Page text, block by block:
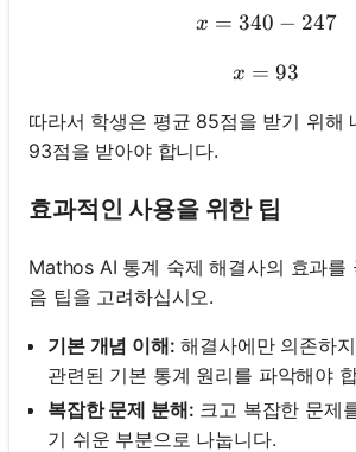
x = 340 -
x = 340 − 247
x = 93
x = 93
따라서 학생은 평균 85점을 받기 위해
93점을 받아야 합니다.
효과적인 사용을 위한 팁
Mathos AI 통계 숙제 해결사의 효과를
음 팁을 고려하십시오.
기본 개념 이해: 해결사에만 의존하
관련된 기본 통계 원리를 파악해야
복잡한 문제 분해: 크고 복잡한 문제
기 쉬운 부분으로 나눕니다.